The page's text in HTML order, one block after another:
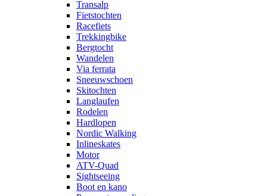
Transalp
Fietstochten
Racefiets
Trekkingbike
Bergtocht
Wandelen
Via ferrata
Sneeuwschoen
Skitochten
Langlaufen
Rodelen
Hardlopen
Nordic Walking
Inlineskates
Motor
ATV-Quad
Sightseeing
Boot en kano